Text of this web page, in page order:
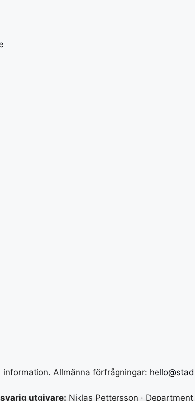
Allmänna förfrågningar:
utgivare: Niklas Pettersson ·